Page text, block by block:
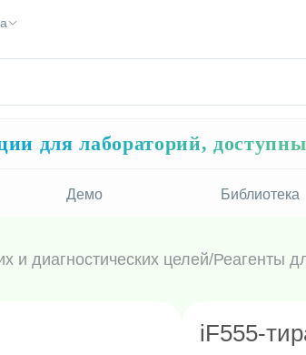
для лабораторий,
Демо Библиотека
и диагностических целей/Реагенты
iF555-